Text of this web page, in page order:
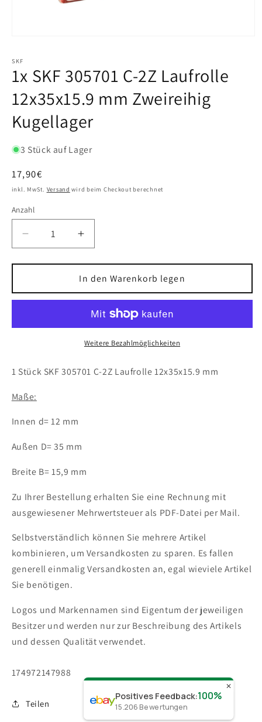
SKF
1x SKF 305701 C-2Z Laufrolle
12x35x15.9 mm Zweireihig
Kugellager
3 Stück auf Lager
Normaler
Preis
17,90€
inkl. MwSt. Versand wird beim Checkout berechnet
Anzahl
Verringere
die
Menge
1x
SKF
C-
12x35x15.9
Zweireihig
Erhöhe
die
Menge
für
1x
SKF
305701
C-
2Z
12x35x15.9
In den Warenkorb legen
Weitere Bezahlmöglichkeiten
1 Stück SKF 305701 C-2Z Laufrolle 12x35x15.9 mm
Maße:
Innen d= 12 mm
Außen D= 35 mm
Breite B= 15,9 mm
Zu Ihrer Bestellung erhalten Sie eine Rechnung mit
ausgewiesener Mehrwertsteuer als PDF-Datei per Mail.
Selbstverständlich können Sie mehrere Artikel
kombinieren, um Versandkosten zu sparen. Es fallen
generell einmalig Versandkosten an, egal wieviele Artikel
Sie benötigen.
Logos und Markennamen sind Eigentum der jeweiligen
Besitzer und werden nur zur Beschreibung des Artikels
und dessen Qualität verwendet.
SKU:
174972147988
Teilen
✕
Positives Feedback:100%
15.206Bewertungen